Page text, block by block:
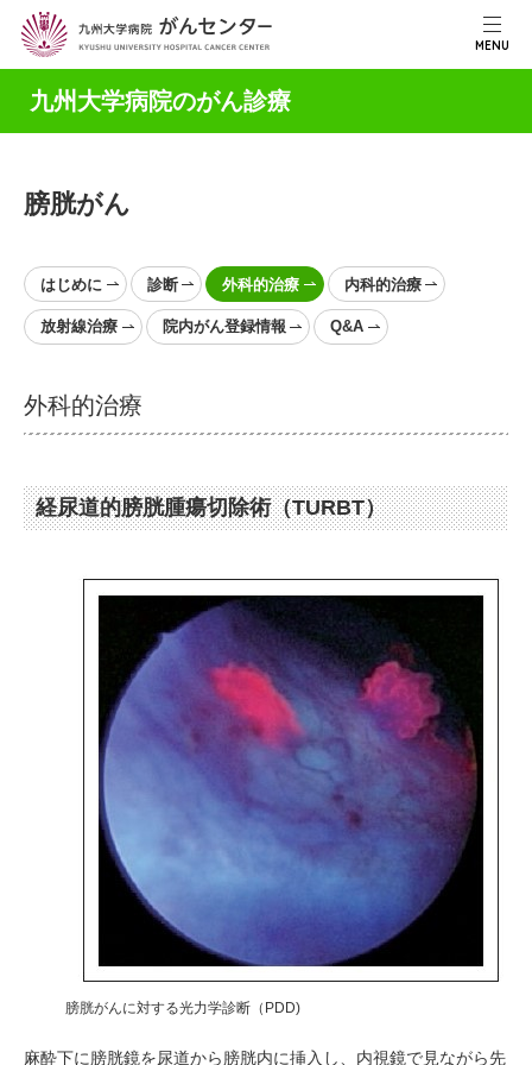
MENU
九州大学病院のがん診療
膀胱がん
はじめに 診断 外科的治療 内科的治療
放射線治療 院内がん登録情報 Q&A
外科的治療
経尿道的膀胱腫瘍切除術（TURBT）
膀胱がんに対する光力学診断（PDD)
麻酔下に膀胱鏡を尿道から膀胱内に挿入し、内視鏡で見ながら先